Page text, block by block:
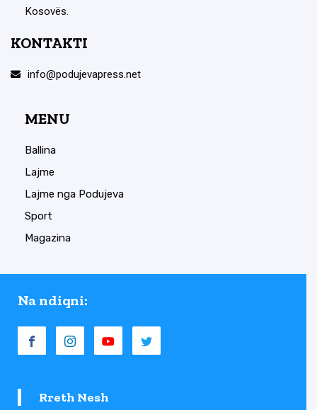
Kosovës.
KONTAKTI
info@podujevapress.net
MENU
Ballina
Lajme
Lajme nga Podujeva
Sport
Magazina
Na ndiqni:
Rreth Nesh